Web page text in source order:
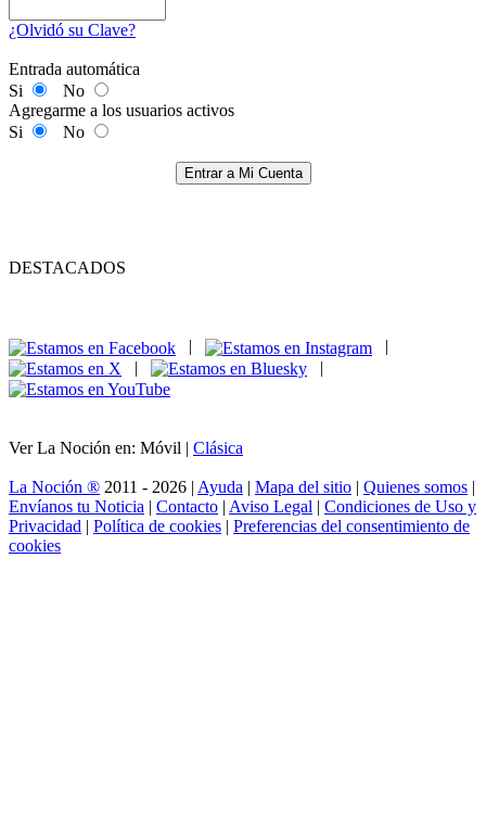
¿Olvidó su Clave?
Entrada automática
Si
No
Agregarme a los usuarios activos
Si
No
Entrar a Mi Cuenta
DESTACADOS
|
|
Ver La Noción en: Móvil | Clásica
La Noción ® 2011 - 2026 | Ayuda | Mapa del sitio | Quienes somos |
Envíanos tu Noticia | Contacto | Aviso Legal | Condiciones de Uso y
Privacidad | Política de cookies | Preferencias del consentimiento de
cookies